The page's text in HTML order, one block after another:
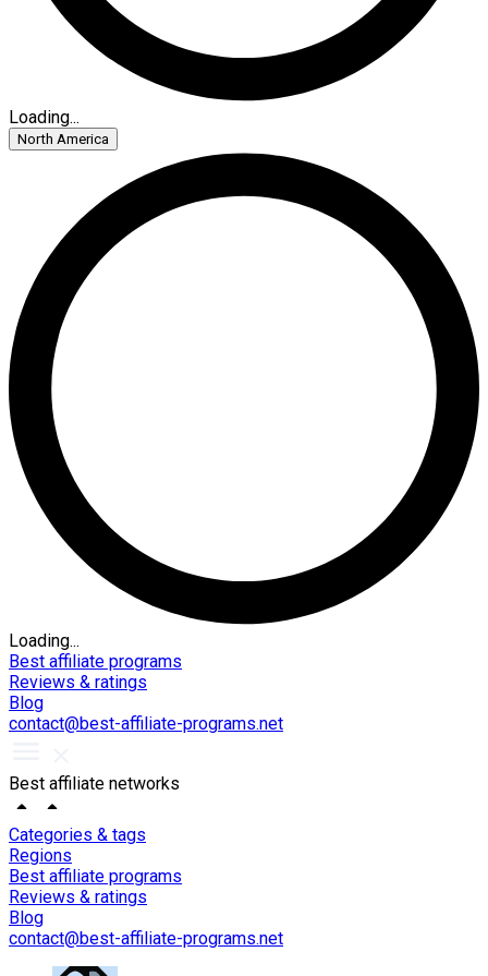
Loading...
North America
Loading...
Best affiliate programs
Reviews & ratings
Blog
contact@best-affiliate-programs.net
Best affiliate networks
Categories & tags
Regions
Best affiliate programs
Reviews & ratings
Blog
contact@best-affiliate-programs.net